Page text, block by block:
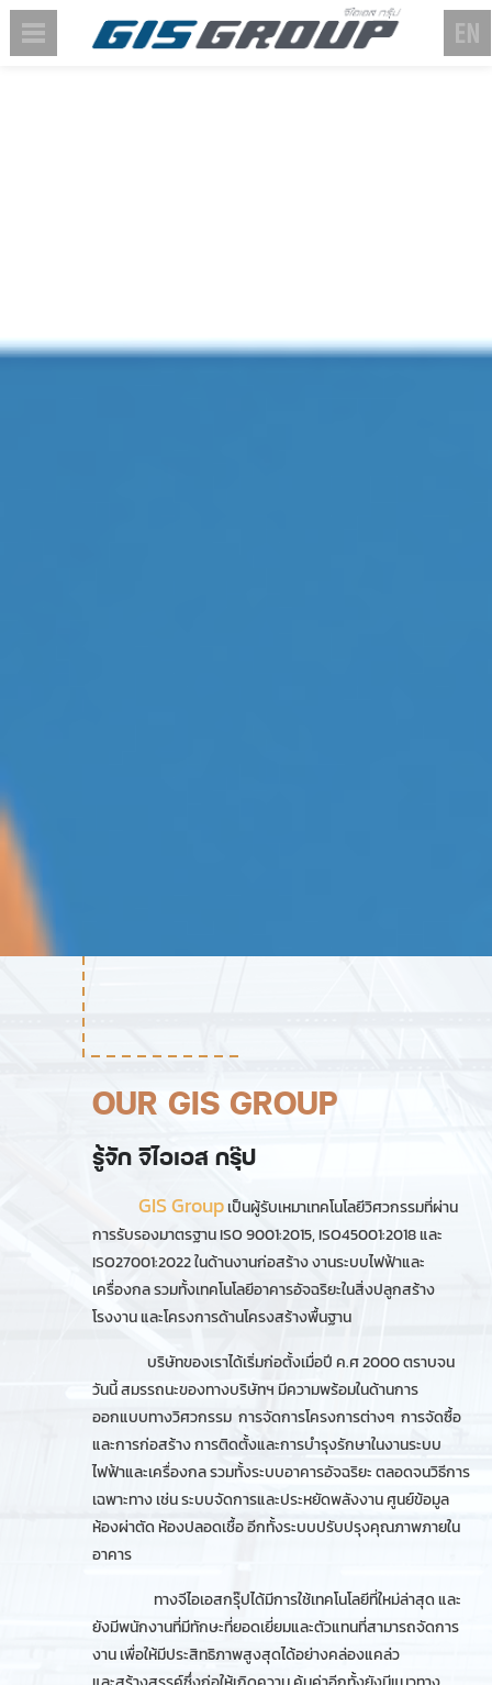
OUR GIS GROUP
รู้จัก จีไอเอส กรุ๊ป
GIS Groupเป็นผู้รับเหมาเทคโนโลยีวิศวกรรมที่ผ่าน
การรับรองมาตรฐานISO 9001:2015, ISO45001:2018และ
ISO27001:2022ในด้านงานก่อสร้าง งานระบบไฟฟ้าและ
เครื่องกล รวมทั้งเทคโนโลยีอาคารอัจฉริยะในสิ่งปลูกสร้าง
โรงงาน และโครงการด้านโครงสร้างพื้นฐาน
บริษัทของเราได้เริ่มก่อตั้งเมื่อปี ค.ศ2000ตราบจน
วันนี้ สมรรถนะของทางบริษัทฯ มีความพร้อมในด้านการ
ออกแบบทางวิศวกรรม การจัดการโครงการต่างๆ การจัดซื้อ
และการก่อสร้าง การติดตั้งและการบำรุงรักษาในงานระบบ
ไฟฟ้าและเครื่องกล รวมทั้งระบบอาคารอัจฉริยะ ตลอดจนวิธีการ
เฉพาะทาง เช่น ระบบจัดการและประหยัดพลังงาน ศูนย์ข้อมูล
ห้องผ่าตัด ห้องปลอดเชื้อ อีกทั้งระบบปรับปรุงคุณภาพภายใน
อาคาร
ทางจีไอเอสกรุ๊ปได้มีการใช้เทคโนโลยีที่ใหม่ล่าสุด และ
ยังมีพนักงานที่มีทักษะที่ยอดเยี่ยมและตัวแทนที่สามารถจัดการ
งานเพื่อให้มีประสิทธิภาพสูงสุดได้อย่างคล่องแคล่ว